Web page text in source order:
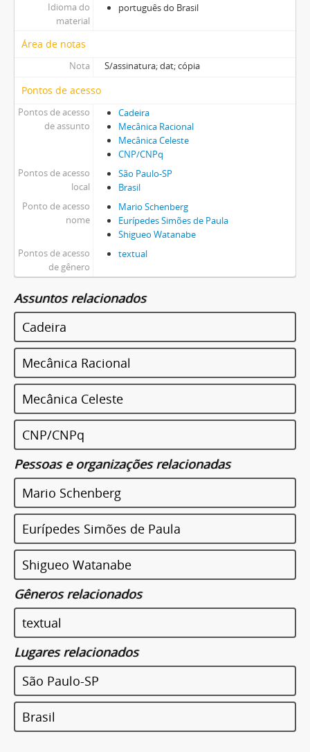
Idioma do
material
português do Brasil
Área de notas
Nota S/assinatura; dat; cópia
Pontos de acesso
Pontos de acesso
de assunto
Cadeira
Mecânica Racional
Mecânica Celeste
CNP/CNPq
Pontos de acesso
local
São Paulo-SP
Brasil
Ponto de acesso
nome
Mario Schenberg
Eurípedes Simões de Paula
Shigueo Watanabe
Pontos de acesso
de gênero
textual
Assuntos relacionados
Cadeira
Mecânica Racional
Mecânica Celeste
CNP/CNPq
Pessoas e organizações relacionadas
Mario Schenberg
Eurípedes Simões de Paula
Shigueo Watanabe
Gêneros relacionados
textual
Lugares relacionados
São Paulo-SP
Brasil